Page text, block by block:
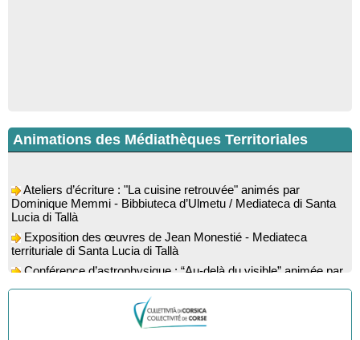
Animations des Médiathèques Territoriales
Dominique Memmi - Bibbiuteca d’Ulmetu / Mediateca di Santa
Lucia di Tallà
territuriale di Santa Lucia di Tallà
l’astrophysicien Paul Guerrini - Médiathèque - Pitretu è
Bicchisgià
Exposition des œuvres de Dominique Malberti Morin :
"Racines, peintures acryliques et aquarelles" - Mediateca